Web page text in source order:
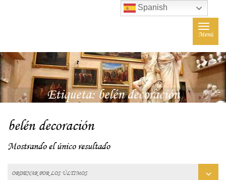
Toggle
Menú
Etiqueta:belén decoración
belén decoración
Mostrando el único resultado
Spanish